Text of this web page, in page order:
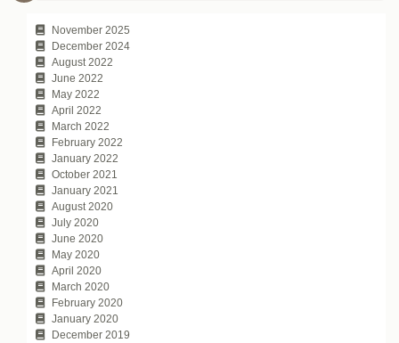
November 2025
December 2024
August 2022
June 2022
May 2022
April 2022
March 2022
February 2022
January 2022
October 2021
January 2021
August 2020
July 2020
June 2020
May 2020
April 2020
March 2020
February 2020
January 2020
December 2019